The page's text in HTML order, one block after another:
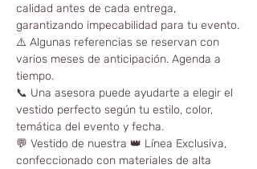
calidad antes de cada entrega,
garantizando impecabilidad para tu evento.
⚠️ Algunas referencias se reservan con
varios meses de anticipación. Agenda a
tiempo.
📞 Una asesora puede ayudarte a elegir el
vestido perfecto según tu estilo, color,
temática del evento y fecha.
💬 Vestido de nuestra 👑 Línea Exclusiva,
confeccionado con materiales de alta